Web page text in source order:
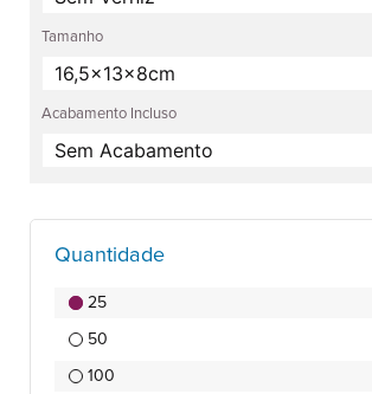
Tamanho
Acabamento Incluso
Quantidade
25
50
100